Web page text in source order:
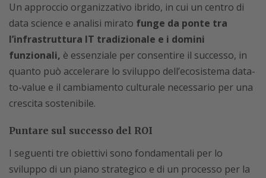
Un approccio organizzativo ibrido, in cui un centro di
data science e analisi mirato funge da ponte tra
l’infrastruttura IT tradizionale e i domini
funzionali, è essenziale per consentire il successo, in
quanto può accelerare lo sviluppo dell’ecosistema data-
to-value e il cambiamento culturale necessario per una
crescita sostenibile.
Puntare sul successo del ROI
I seguenti tre obiettivi sono fondamentali per lo
sviluppo di un piano strategico e di un processo per la